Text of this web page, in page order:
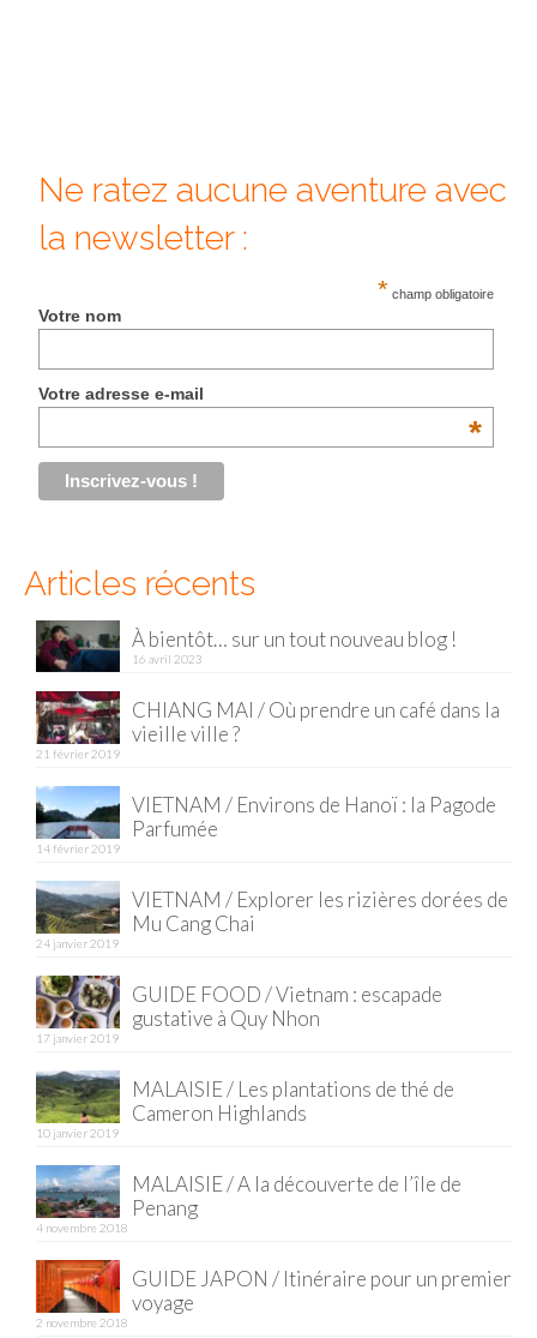
Mont Fuji
Nikko
Cameron Highlands
Singapour
Baie d’Halong
Hanoi
Mai Chau
Ninh Binh
EUROPE
France
La Réunion
Paris
Poitou
Saint-Malo
Vendée
Allemagne
Ne ratez aucune aventure avec
la newsletter :
* champ obligatoire
Votre nom
Votre adresse e-mail
*
Articles récents
À bientôt… sur un tout nouveau blog !
16 avril 2023
CHIANG MAI / Où prendre un café dans la
vieille ville ?
21 février 2019
VIETNAM / Environs de Hanoï : la Pagode
Parfumée
14 février 2019
VIETNAM / Explorer les rizières dorées de
Mu Cang Chai
24 janvier 2019
GUIDE FOOD / Vietnam : escapade
gustative à Quy Nhon
17 janvier 2019
MALAISIE / Les plantations de thé de
Cameron Highlands
10 janvier 2019
MALAISIE / A la découverte de l’île de
Penang
4 novembre 2018
GUIDE JAPON / Itinéraire pour un premier
voyage
2 novembre 2018